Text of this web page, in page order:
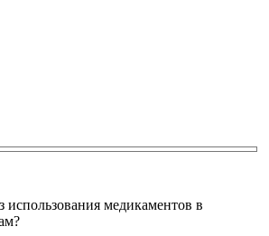
медикаментов в